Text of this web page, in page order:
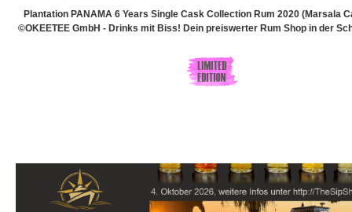
Plantation PANAMA 6 Years Single Cask Collection Rum 2020 (Marsala
©OKEETEE GmbH - Drinks mit Biss! Dein preiswerter Rum Shop in der